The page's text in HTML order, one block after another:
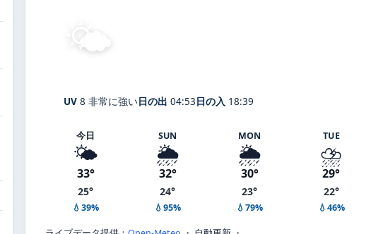
🌤️
UV 8 非常に強い日の出 04:53日の入 18:39
今日
🌤️
33°
25°
💧39%
SUN
🌦️
32°
24°
💧95%
MON
🌦️
30°
23°
💧79%
TUE
⛈️
29°
22°
💧46%